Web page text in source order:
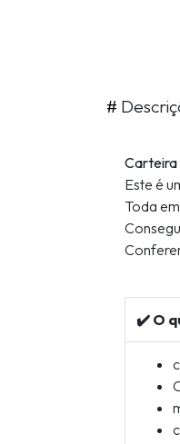
#
Carteira
Este é
Toda
✔️ O